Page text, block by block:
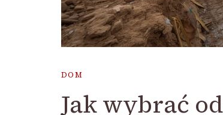
DOM
Jak wybrać